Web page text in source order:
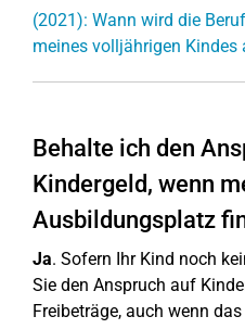
(2021): Wann wird die
meines volljährigen Kindes
Behalte ich den
Kindergeld, wenn
Ausbildungsplatz
Ja. Sofern Ihr Kind noch
Sie den Anspruch auf
Freibeträge, auch wenn